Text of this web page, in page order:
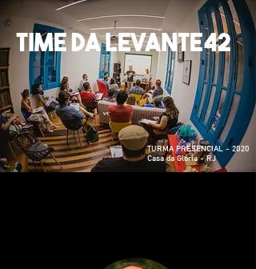
TURMA PRESENCIAL - 2020
Casa da Glória - RJ
time da levante42